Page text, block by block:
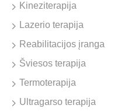
Kineziterapija
Lazerio terapija
Reabilitacijos įranga
Šviesos terapija
Termoterapija
Ultragarso terapija